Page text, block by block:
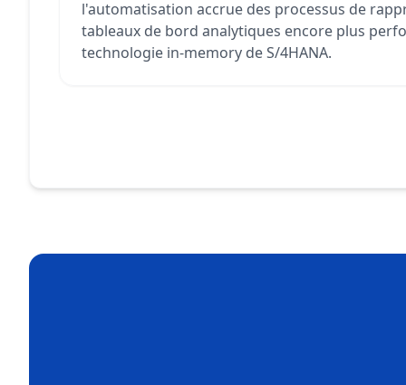
l'automatisation accrue des processus de
tableaux de bord analytiques encore plus
technologie in-memory de S/4HANA.